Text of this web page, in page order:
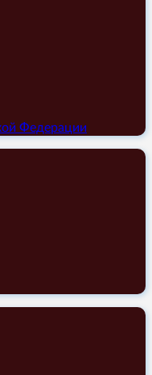
Федерации